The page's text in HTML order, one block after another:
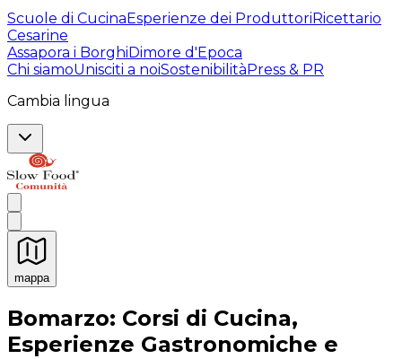
Scuole di CucinaEsperienze dei ProduttoriRicettario
Cesarine
Assapora i BorghiDimore d'Epoca
Chi siamoUnisciti a noiSostenibilitàPress & PR
Cambia lingua
mappa
Esperienze culinarie indimenticabili: Esperienze
Bomarzo: Corsi di Cucina,
Esperienze Gastronomiche e